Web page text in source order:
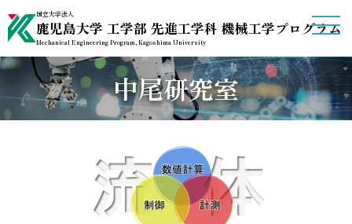
国立大学法人
鹿児島大学 工学部 先進工学科 機械工学プログラム
Mechanical Engineering Program, Kagoshima University
ホーム
機械工学プログラム概要
受験生の方へ
授業・教育に関する情報
中尾研究室